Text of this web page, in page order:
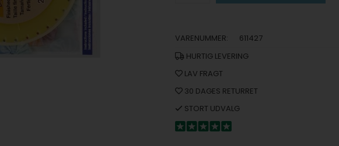
VARENUMMER:
611427
HURTIG LEVERING
LAV FRAGT
30 DAGES RETURRET
STORT UDVALG